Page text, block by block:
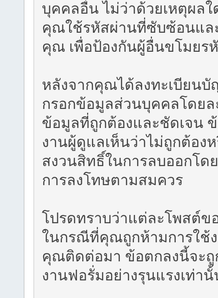
บุคคลอื่น ไม่ว่าด้วยเหตุผล
คุณใช้รหัสผ่านที่ซับซ้อนแล
คุณ เพื่อป้องกันผู้อื่นขโมยร
หลังจากคุณได้ลงทะเบียน
กรอกข้อมูลส่วนบุคคลโดยล
ข้อมูลที่ถูกต้องและชัดเจน
งานผู้ดูแลเห็นว่าไม่ถูกต้อง
สงวนสิทธิ์ในการลบออกโด
การลงโทษตามสมควร
โปรดทราบว่าแต่ละโพสต์ข
ในกรณีที่คุณถูกห้ามการใช้
คุณติดต่อมา ข้อตกลงนี้จะถู
งานฟอรั่มอย่างรุนแรงเท่า